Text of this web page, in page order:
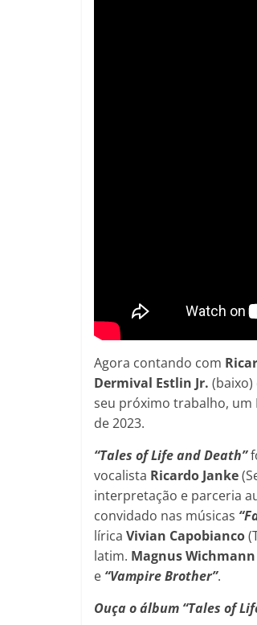
Agora contando com
Dermival Estlin Jr. (baixo)
seu próximo trabalho, um
de 2023.
“Tales of Life and Death”
vocalista Ricardo Janke
interpretação e parceria
convidado nas músicas
lírica Vivian Capobianco
latim. Magnus Wichmann
e “Vampire Brother”.
Ouça o álbum “Tales of